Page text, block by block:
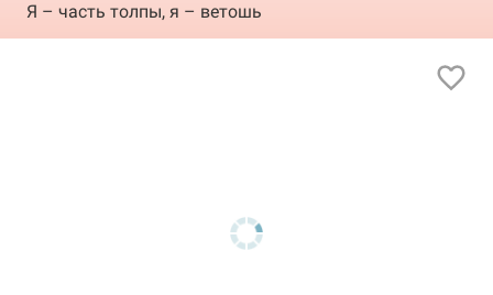
Я – часть толпы, я – ветошь